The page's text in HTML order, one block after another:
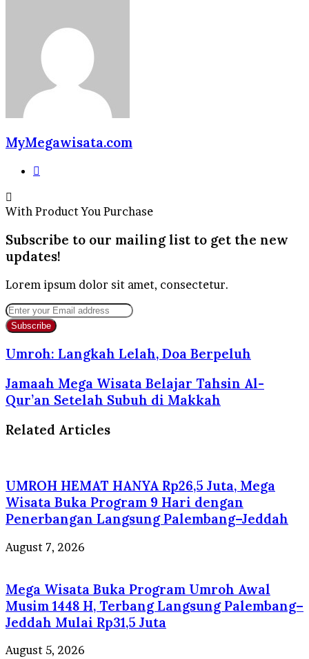
MyMegawisata.com
With Product You Purchase
Subscribe to our mailing list to get the new
updates!
Lorem ipsum dolor sit amet, consectetur.
Enter
your
Email
address
Umroh: Langkah Lelah, Doa Berpeluh
Jamaah Mega Wisata Belajar Tahsin Al-
Qur’an Setelah Subuh di Makkah
Related Articles
UMROH HEMAT HANYA Rp26,5 Juta, Mega
Wisata Buka Program 9 Hari dengan
Penerbangan Langsung Palembang–Jeddah
August 7, 2026
Mega Wisata Buka Program Umroh Awal
Musim 1448 H, Terbang Langsung Palembang–
Jeddah Mulai Rp31,5 Juta
August 5, 2026